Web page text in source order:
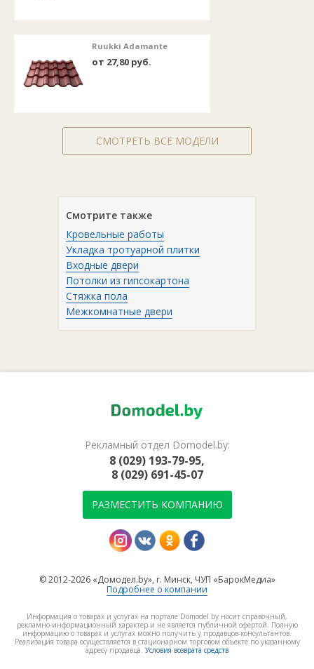
Ruukki Adamante
от 27,80 руб.
СМОТРЕТЬ ВСЕ МОДЕЛИ
Смотрите также
Кровельные работы
Укладка тротуарной плитки
Входные двери
Потолки из гипсокартона
Стяжка пола
Межкомнатные двери
Рекламный отдел Domodel.by:
8 (029) 193-79-95,
8 (029) 691-45-07
РАЗМЕСТИТЬ КОМПАНИЮ
© 2012-2026 «Домодел.by», г. Минск, ЧУП «БарокМедиа»
Подробнее о компании
Информация о товарах и услугах на портале Domodel.by носит справочный,
рекламно-информационный характер и не является публичной офертой. Полную
информацию о товарах и услугах можно получить у продавцов-консультантов.
Реализация товара осуществляется в стационарном торговом объекте по указанному
адресу продавца. Условия возврата средств